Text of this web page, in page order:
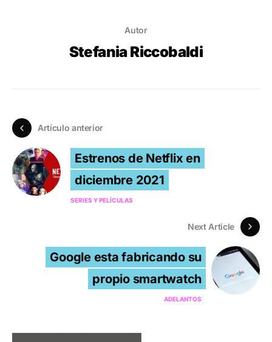
Autor
Stefania Riccobaldi
Artículo anterior
Estrenos de Netflix en
diciembre 2021
SERIES Y PELÍCULAS
Next Article
Google esta fabricando su
propio smartwatch
ADELANTOS